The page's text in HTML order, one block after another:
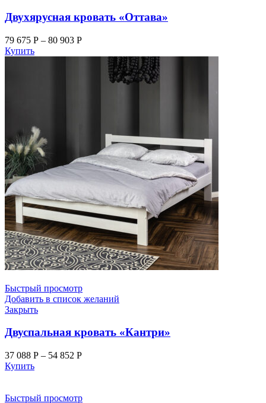
Двухярусная кровать «Оттава»
79 675 Р – 80 903 Р
Купить
Быстрый просмотр
Добавить в список желаний
Закрыть
Двуспальная кровать «Кантри»
37 088 Р – 54 852 Р
Купить
Быстрый просмотр